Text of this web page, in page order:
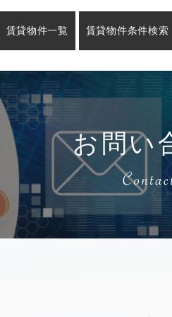
賃貸物件一覧 賃貸物件条件検索
お問い